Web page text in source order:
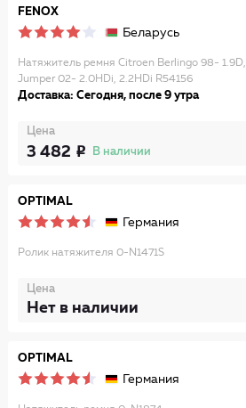
FENOX
Беларусь
Натяжитель ремня Citroen Berlingo 98- 1.9D,
Jumper 02- 2.0HDi, 2.2HDi R54156
Доставка: Сегодня, после 9 утра
Цена
3 482 В наличии
OPTIMAL
Германия
Ролик натяжителя 0-N1471S
Цена
Нет в наличии
OPTIMAL
Германия